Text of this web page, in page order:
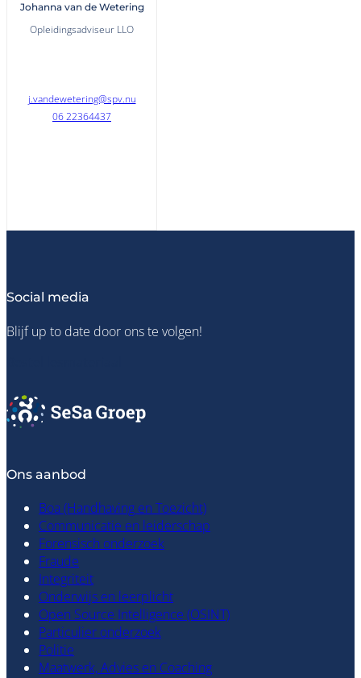
Johanna van de Wetering
Opleidingsadviseur LLO
j.vandewetering@spv.nu
06 22364437
Social media
Blijf up to date door ons te volgen!
Ons aanbod
Boa (Handhaving en Toezicht)
Communicatie en leiderschap
Forensisch onderzoek
Fraude
Integriteit
Onderwijs en leerplicht
Open Source Intelligence (OSINT)
Particulier onderzoek
Politie
Maatwerk, Advies en Coaching